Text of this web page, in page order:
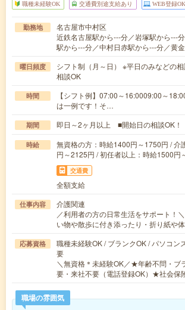
職種未経験OK 交通費別途支給あり WEB登録OK
勤務地
名古屋市中村区
近鉄名古屋駅から---分／岩塚駅から---
駅から---分／中村日赤駅から---分／黄
曜日頻度
シフト制（月～日） ※平日のみなどの
相談OK
時間
【シフト例】07:00～16:0009:00～
は一例です！そ…
期間 即日～2ヶ月以上 ■開始日の相談OK！
時給
無資格の方：時給1400円～1750円 / 介
円～2125円 / 初任者以上：時給1500円
交通費
全額支給
仕事内容
介護関連
／利用者の方の日常生活をサポート
い物や散歩に付き添ったり・折り紙や
応募資格
職種未経験OK / ブランクOK / パソコン
要
＼無資格＊未経験OK／★年齢不問・ブ
要・来社不要（電話登録OK）★社会保
職場の雰囲気